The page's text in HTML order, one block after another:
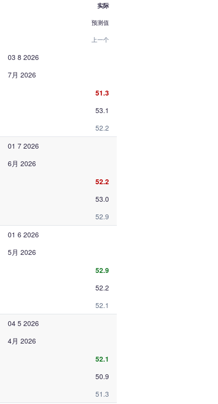
实际
预测值
上一个
03 8 2026
7月 2026
51.3
53.1
52.2
01 7 2026
6月 2026
52.2
53.0
52.9
01 6 2026
5月 2026
52.9
52.2
52.1
04 5 2026
4月 2026
52.1
50.9
51.3